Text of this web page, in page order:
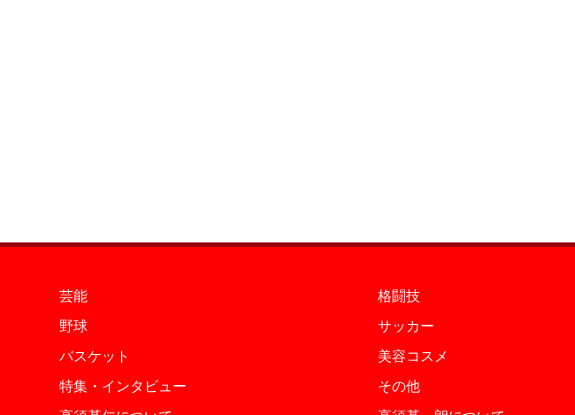
芸能
格闘技
野球
サッカー
バスケット
美容コスメ
特集・インタビュー
その他